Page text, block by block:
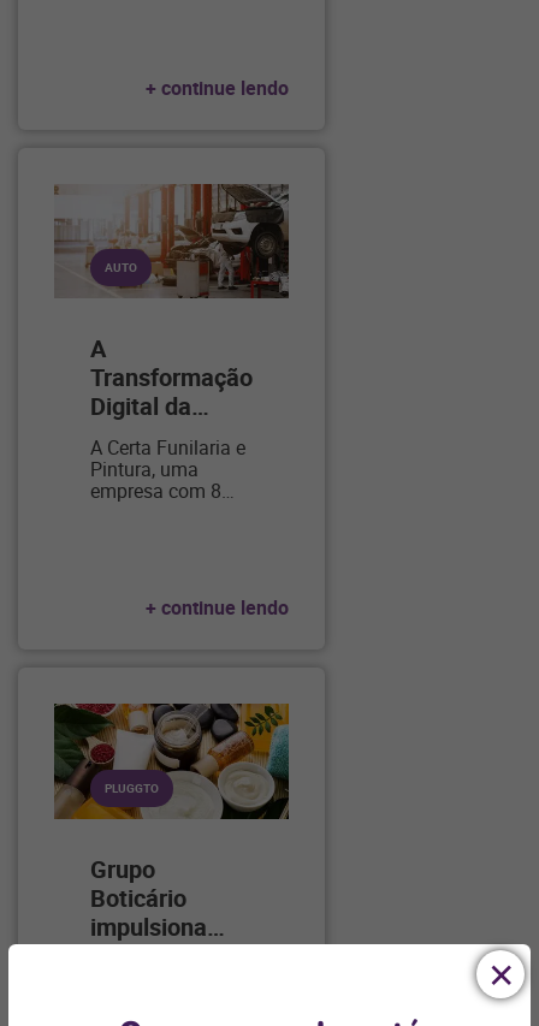
+ continue lendo
AUTO
A
Transformação
Digital da…
A Certa Funilaria e
Pintura, uma
empresa com 8…
+ continue lendo
PLUGGTO
Grupo
Boticário
impulsiona…